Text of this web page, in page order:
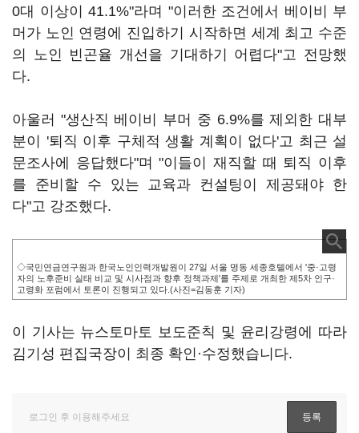
0대 이상이 41.1%"라며 "이러한 조건에서 베이비 부
머가 노인 연령에 진입하기 시작하면 세계 최고 수준
의 노인 빈곤율 개선을 기대하기 어렵다"고 전망했
다.
아울러 "생산직 베이비 부머 중 6.9%를 제외한 대부
분이 '퇴직 이후 구체적 생활 계획이 없다'고 최근 설
문조사에 응답했다"며 "이들이 재직할 때 퇴직 이후
를 준비할 수 있는 교육과 컨설팅이 제공돼야 한
다"고 강조했다.
◇국민연금연구원과 한국노인인력개발원이 27일 서울 명동 세종호텔에서 '중·고령
자의 노후준비 실태 비교 및 시사점과 향후 정책과제'를 주제로 개최한 제5차 인구·
고령화 포럼에서 토론이 진행되고 있다.(사진=김동훈 기자)
이 기사는 뉴스토마토 보도준칙 및 윤리강령에 따라
김기성 편집국장이 최종 확인·수정했습니다.